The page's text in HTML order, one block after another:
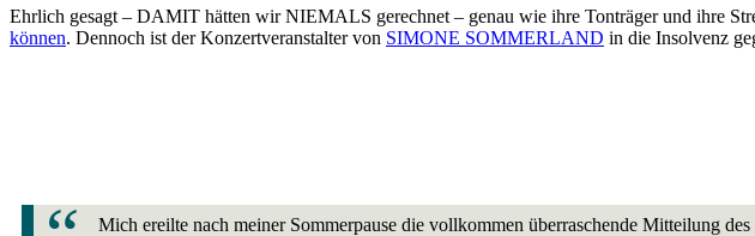
Ehrlich gesagt – DAMIT hätten wir NIEMALS gerechnet – genau wie ihre Tonträger und ihre
können. Dennoch ist der Konzertveranstalter von SIMONE SOMMERLAND in die Insolvenz
Mich ereilte nach meiner Sommerpause die vollkommen überraschende Mitteilung